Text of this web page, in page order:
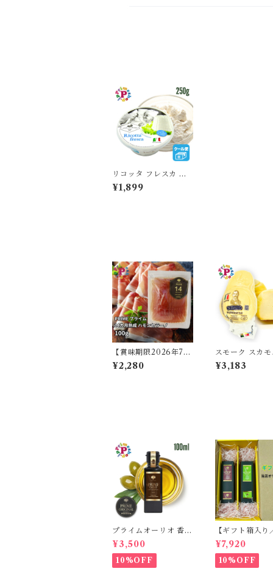
リコッタ フレスカ チ
ーズ 250g Ricotta イ
タリア ヴェネト州
¥1,899
【賞味期限2026年7月
2日】ハモンセラーノ
生ハム 14か月熟成 PR
¥2,280
スモーク スカ
アフィミカータ
300g スモーク
¥3,183
プライムオーリオ 香川
県産 ミッション種10
0% エキストラバージ
ンオリーブオイル フー
ドアドベンチャー PRI
¥3,500
10%OFF
【ギフト箱入り
無料】プライム
オ香川ミッショ
ストラバージン
ブオイル と プ
¥7,920
10%OFF